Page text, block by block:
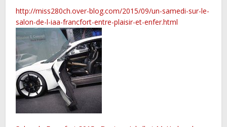
http://miss280ch.over-blog.com/2015/09/un-samedi-sur-le-
salon-de-l-iaa-francfort-entre-plaisir-et-enfer.html